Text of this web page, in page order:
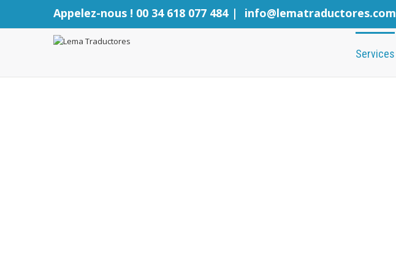
Appelez-nous ! 00 34 618 077 484 | info@lematraductores.com
Services